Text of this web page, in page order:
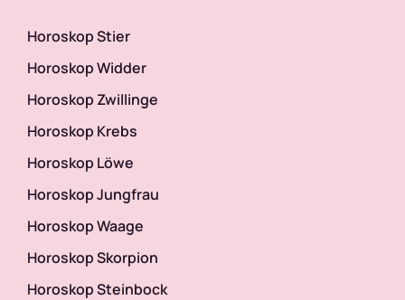
Horoskop Stier
Horoskop Widder
Horoskop Zwillinge
Horoskop Krebs
Horoskop Löwe
Horoskop Jungfrau
Horoskop Waage
Horoskop Skorpion
Horoskop Steinbock